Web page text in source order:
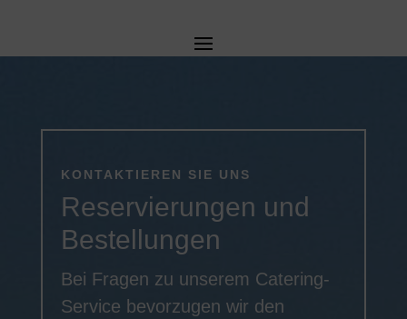
KONTAKTIEREN SIE UNS
Reservierungen und
Bestellungen
Bei Fragen zu unserem Catering-
Service bevorzugen wir den